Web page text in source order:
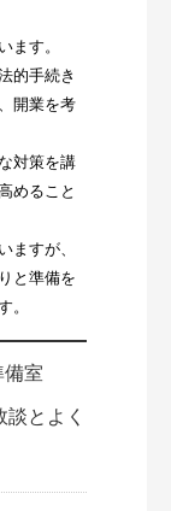
ます。
的手続き
開業を考
対策を講
めること
ますが、
と準備を
。
室
とよく